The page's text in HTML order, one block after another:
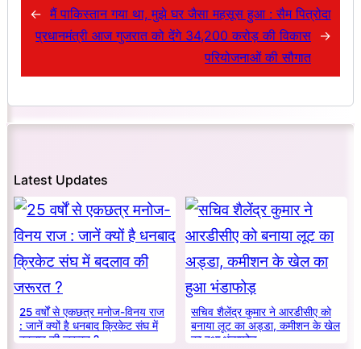
← मैं पाकिस्तान गया था, मुझे घर जैसा महसूस हुआ : सैम पित्रोदा
प्रधानमंत्री आज गुजरात को देंगे 34,200 करोड़ की विकास
परियोजनाओं की सौगात
→
Latest Updates
25 वर्षों से एकछत्र मनोज-विनय राज
: जानें क्यों है धनबाद क्रिकेट संघ में
बदलाव की जरूरत ?
सचिव शैलेंद्र कुमार ने आरडीसीए को
बनाया लूट का अड्डा, कमीशन के खेल
का हुआ भंडाफोड़